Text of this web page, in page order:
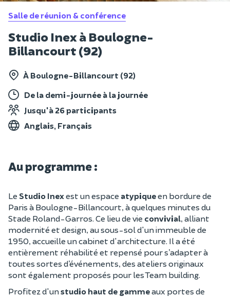
Salle de réunion & conférence
Studio Inex à Boulogne-
Billancourt (92)
À Boulogne-Billancourt (92)
De la demi-journée à la journée
Jusqu'à 26 participants
Anglais, Français
Au programme :
Le Studio Inexest un espace atypiqueen bordure de
Paris à Boulogne-Billancourt, à quelques minutes du
Stade Roland-Garros. Ce lieu de vie convivial, alliant
modernité et design, au sous-sol d'un immeuble de
1950, accueille un cabinet d'architecture. Il a été
entièrement réhabilité et repensé pour s’adapter à
toutes sortes d’événements, des ateliers originaux
sont également proposés pour les Team building.
Profitez d'unstudio haut de gammeaux portes de